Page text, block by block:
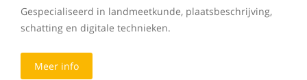
Gespecialiseerd in landmeetkunde, plaatsbeschrijving,
schatting en digitale technieken.
Meer info